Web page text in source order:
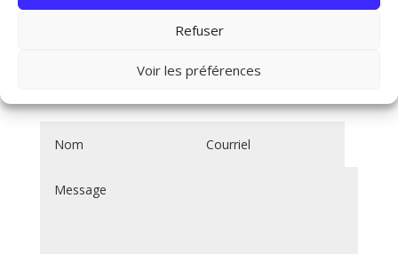
Refuser
Voir les préférences
CONTACT